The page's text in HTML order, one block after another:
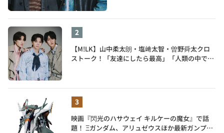
【M!LK】山中柔太朗・塩﨑太智・曽野舜太クロ
ストーク！「友達にしたら最高」「人類の中で桁
映画『閃光のハサウェイ キルケーの魔女』で話
題！ Ξガンダム、アリュゼウスほか最新ガンプラ